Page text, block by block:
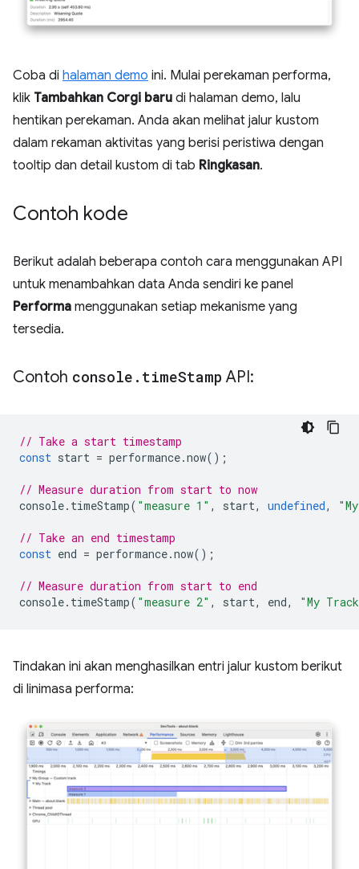
Coba di halaman demo ini. Mulai perekaman performa,
klik Tambahkan Corgi baru di halaman demo, lalu
hentikan perekaman. Anda akan melihat jalur kustom
dalam rekaman aktivitas yang berisi peristiwa dengan
tooltip dan detail kustom di tab Ringkasan.
Contoh kode
Berikut adalah beberapa contoh cara menggunakan API
untuk menambahkan data Anda sendiri ke panel
Performa menggunakan setiap mekanisme yang
tersedia.
Contoh console . timeStamp API:
// Take a start timestamp
const start = performance.now();
// Measure duration from start to now
console. timeStamp( "measure 1" , start, undefined,
// Take an end timestamp
const end = performance.now();
// Measure duration from start to end
console. timeStamp( "measure 2" , start, end, "My
Tindakan ini akan menghasilkan entri jalur kustom berikut
di linimasa performa: